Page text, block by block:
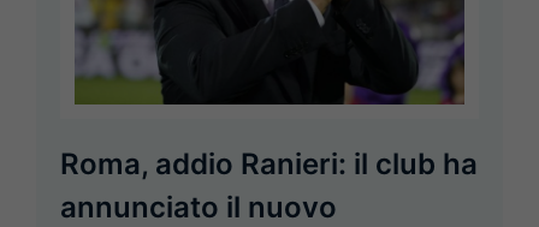
Roma, addio Ranieri: il club ha
annunciato il nuovo